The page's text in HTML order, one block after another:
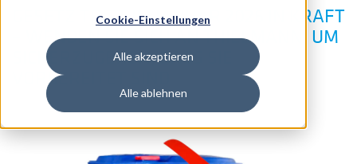
Cookie-Einstellungen
Alle akzeptieren
Alle ablehnen
GESETZ TRITT IM JANUAR 2026 IN KRAFT
– WENDEN SIE SICH AN THIELMANN, UM
SICHERZUGEHEN, DASS SIE
VORBEREITET SIND